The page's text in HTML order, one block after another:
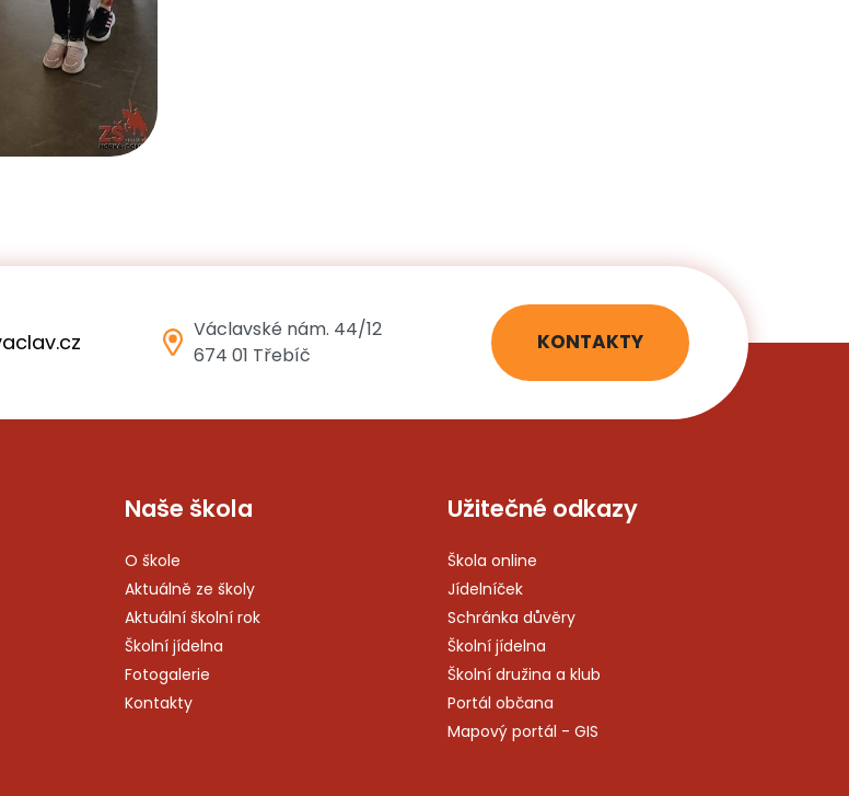
Václavské nám. 44/12
674 01 Třebíč
KONTAKTY
Naše škola
O škole
Aktuálně ze školy
Aktuální školní rok
Školní jídelna
Fotogalerie
Kontakty
Užitečné odkazy
Škola online
Jídelníček
Schránka důvěry
Školní jídelna
Školní družina a klub
Portál občana
Mapový portál - GIS